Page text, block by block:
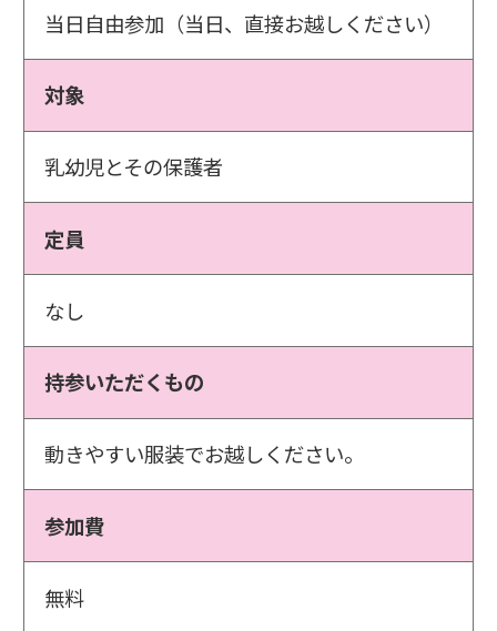
当日自由参加（当日、直接お越しください）
対象
乳幼児とその保護者
定員
なし
持参いただくもの
動きやすい服装でお越しください。
参加費
無料